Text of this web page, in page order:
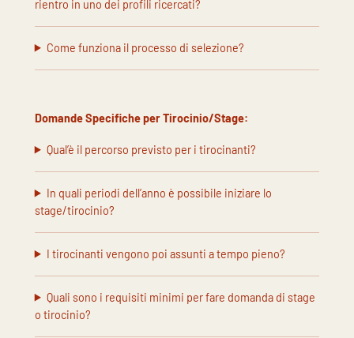
rientro in uno dei profili ricercati?
Come funziona il processo di selezione?
Domande Specifiche per Tirocinio/Stage:
Qual’è il percorso previsto per i tirocinanti?
In quali periodi dell’anno è possibile iniziare lo
stage/tirocinio?
I tirocinanti vengono poi assunti a tempo pieno?
Quali sono i requisiti minimi per fare domanda di stage
o tirocinio?